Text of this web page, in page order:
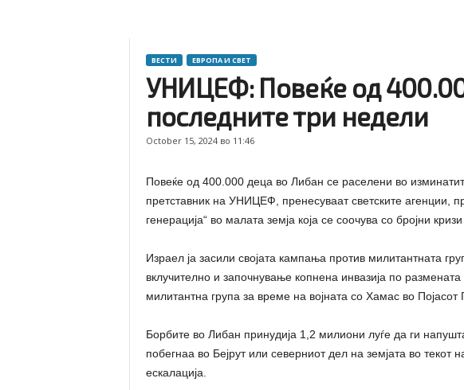
ВЕСТИ ЕВРОПА И СВЕТ
УНИЦЕФ: Повеќе од
последните три недели
October 15, 2024 во 11:46
Повеќе од 400.000 деца во Либан се раселени во
претставник на УНИЦЕФ, пренесуваат светските агенции,
генерација“ во малата земја која се соочува со бројни
Израел ја засили својата кампања против милитантната
вклучително и започнување копнена инвазија по
милитантна група за време на војната со Хамас во Појасот
Борбите во Либан принудија 1,2 милиони луѓе да ги
побегнаа во Бејрут или северниот дел на земјата во текот
ескалација.